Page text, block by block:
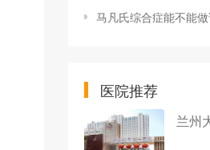
马凡氏综合症能不能做试管，附试
医院推荐
兰州